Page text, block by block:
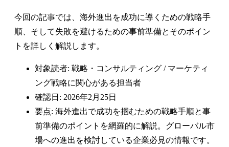
今回の記事では、海外進出を成功に導くための戦略手
順、そして失敗を避けるための事前準備とそのポイン
トを詳しく解説します。
対象読者: 戦略・コンサルティング / マーケティ
ング戦略に関心がある担当者
確認日: 2026年2月25日
要点: 海外進出で成功を掴むための戦略手順と事
前準備のポイントを網羅的に解説。グローバル市
場への進出を検討している企業必見の情報です。